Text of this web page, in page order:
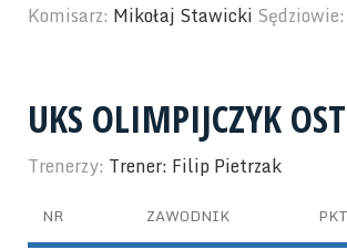
Komisarz: Mikołaj Stawicki Sędziowie:
UKS OLIMPIJCZYK
Trenerzy: Trener: Filip Pietrzak
NR ZAWODNIK PKT